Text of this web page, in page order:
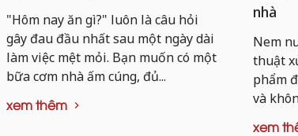
"Hôm nay ăn gì?" luôn là câu hỏi
gây đau đầu nhất sau một ngày dài
làm việc mệt mỏi. Bạn muốn có một
bữa cơm nhà ấm cúng, đủ...
xem thêm
nhà
Nem
thuật
phẩm
và
xem